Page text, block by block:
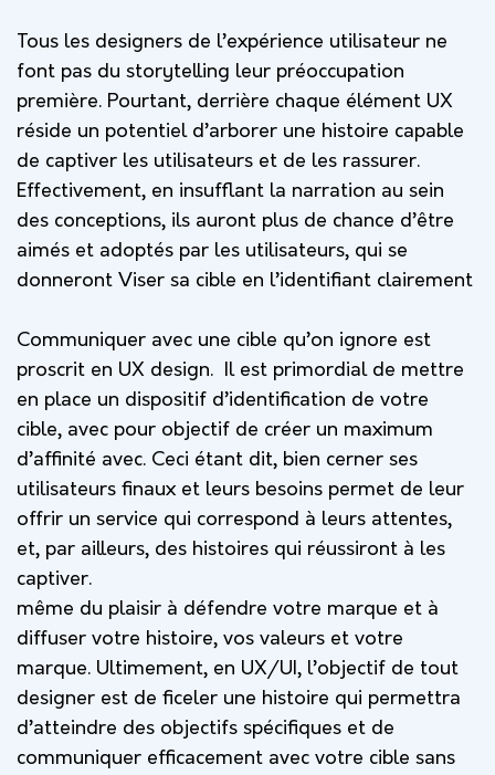
Tous les designers de l’expérience utilisateur ne
font pas du storytelling leur préoccupation
première. Pourtant, derrière chaque élément UX
réside un potentiel d’arborer une histoire capable
de captiver les utilisateurs et de les rassurer.
Effectivement, en insufflant la narration au sein
des conceptions, ils auront plus de chance d’être
aimés et adoptés par les utilisateurs, qui se
donneront Viser sa cible en l’identifiant clairement
Communiquer avec une cible qu’on ignore est
proscrit en UX design. Il est primordial de mettre
en place un dispositif d’identification de votre
cible, avec pour objectif de créer un maximum
d’affinité avec. Ceci étant dit, bien cerner ses
utilisateurs finaux et leurs besoins permet de leur
offrir un service qui correspond à leurs attentes,
et, par ailleurs, des histoires qui réussiront à les
captiver.
même du plaisir à défendre votre marque et à
diffuser votre histoire, vos valeurs et votre
marque. Ultimement, en UX/UI, l’objectif de tout
designer est de ficeler une histoire qui permettra
d’atteindre des objectifs spécifiques et de
communiquer efficacement avec votre cible sans